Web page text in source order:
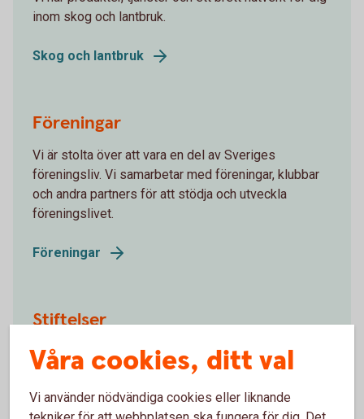
inom skog och lantbruk.
Skog och lantbruk
Föreningar
Vi är stolta över att vara en del av Sveriges
föreningsliv. Vi samarbetar med föreningar, klubbar
och andra partners för att stödja och utveckla
föreningslivet.
Föreningar
Stiftelser
Vi hjälper dig med att bilda alla former av stiftelser,
och med kapitalförvaltning och administration.
Stiftelser
Våra cookies, ditt val
Vi använder nödvändiga cookies eller liknande